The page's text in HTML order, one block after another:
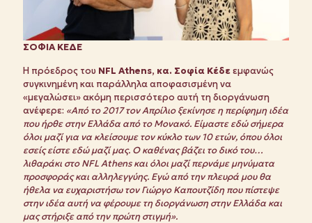
ΣΟΦΙΑ ΚΕΔΕ
Η πρόεδρος του NFL Athens, κα. Σοφία Κέδεεμφανώς
συγκινημένη και παράλληλα αποφασισμένη να
«μεγαλώσει» ακόμη περισσότερο αυτή τη διοργάνωση
ανέφερε: «Από το 2017 τον Απρίλιο ξεκίνησε η περίφημη ιδέα
που ήρθε στην Ελλάδα από το Μονακό. Είμαστε εδώ σήμερα
όλοι μαζί για να κλείσουμε τον κύκλο των 10 ετών, όπου όλοι
εσείς είστε εδώ μαζί μας. Ο καθένας βάζει το δικό του…
λιθαράκι στο NFL Athens και όλοι μαζί περνάμε μηνύματα
προσφοράς και αλληλεγγύης. Εγώ από την πλευρά μου θα
ήθελα να ευχαριστήσω τον Γιώργο Καπουτζίδη που πίστεψε
στην ιδέα αυτή να φέρουμε τη διοργάνωση στην Ελλάδα και
μας στήριξε από την πρώτη στιγμή».